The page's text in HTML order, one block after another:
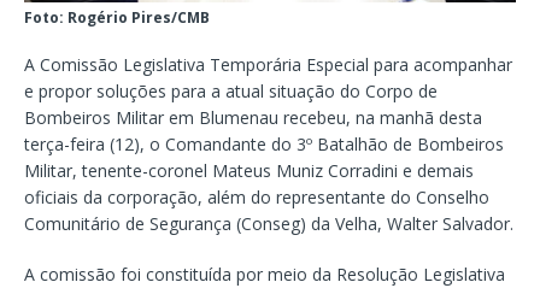
Foto: Rogério Pires/CMB
A Comissão Legislativa Temporária Especial para acompanhar
e propor soluções para a atual situação do Corpo de
Bombeiros Militar em Blumenau recebeu, na manhã desta
terça-feira (12), o Comandante do 3º Batalhão de Bombeiros
Militar, tenente-coronel Mateus Muniz Corradini e demais
oficiais da corporação, além do representante do Conselho
Comunitário de Segurança (Conseg) da Velha, Walter Salvador.
A comissão foi constituída por meio da Resolução Legislativa